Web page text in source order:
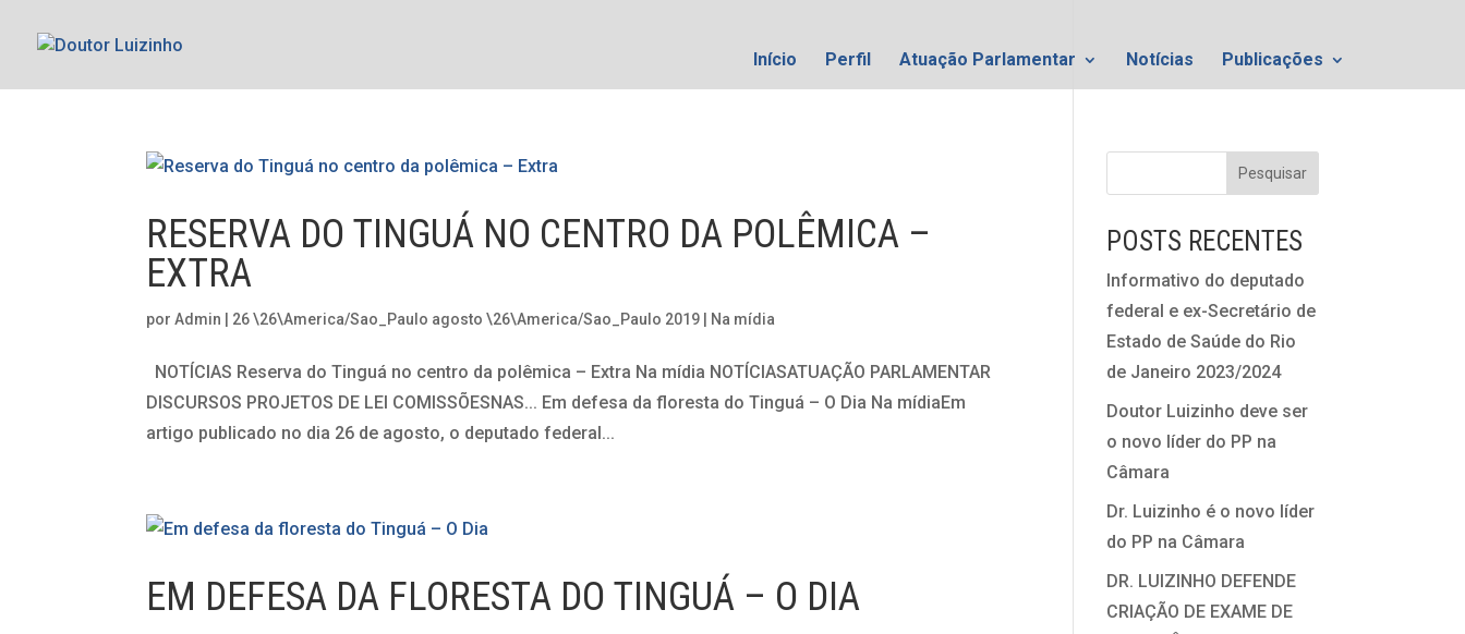
Início Perfil Atuação Parlamentar Notícias Publicações
RESERVA DO TINGUÁ NO CENTRO DA POLÊMICA –
EXTRA
porAdmin 26 \26\America/Sao_Paulo agosto \26\America/Sao_Paulo 2019 Na mídia
NOTÍCIAS Reserva do Tinguá no centro da polêmica – Extra Na mídia NOTÍCIASATUAÇÃO PARLAMENTAR
DISCURSOS PROJETOS DE LEI COMISSÕESNAS... Em defesa da floresta do Tinguá – O Dia Na mídiaEm
artigo publicado no dia 26 de agosto, o deputado federal...
EM DEFESA DA FLORESTA DO TINGUÁ – O DIA
POSTS RECENTES
Informativo do deputado
federal e ex-Secretário de
Estado de Saúde do Rio
de Janeiro 2023/2024
Doutor Luizinho deve ser
o novo líder do PP na
Câmara
Dr. Luizinho é o novo líder
do PP na Câmara
DR. LUIZINHO DEFENDE
CRIAÇÃO DE EXAME DE